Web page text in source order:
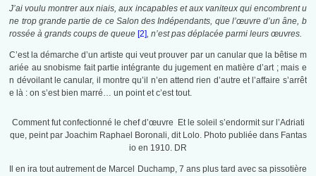
J’ai voulu montrer aux niais, aux incapables et aux vaniteux qui encombrent u
ne trop grande partie de ce Salon des Indépendants, que l’œuvre d’un âne, b
rossée à grands coups de queue [2], n’est pas déplacée parmi leurs œuvres.
C’est la démarche d’un artiste qui veut prouver par un canular que la bêtise m
ariée au snobisme fait partie intégrante du jugement en matière d’art ; mais e
n dévoilant le canular, il montre qu’il n’en attend rien d’autre et l’affaire s’arrêt
e là : on s’est bien marré… un point et c’est tout.
Comment fut confectionné le chef d’œuvre Et le soleil s’endormit sur l’Adriati
que, peint par Joachim Raphael Boronali, dit Lolo. Photo publiée dans Fantas
io en 1910. DR
Il en ira tout autrement de Marcel Duchamp, 7 ans plus tard avec sa pissotière